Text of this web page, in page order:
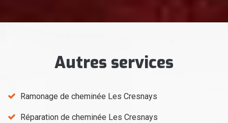
Autres services
Ramonage de cheminée Les Cresnays
Réparation de cheminée Les Cresnays